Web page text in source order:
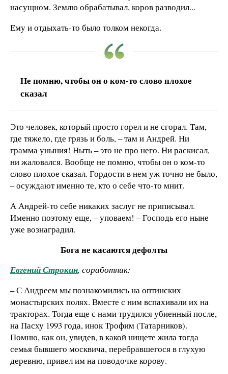
насущном. Землю обрабатывал, коров разводил...
Ему и отдыхать-то было толком некогда.
Не помню, чтобы он о ком-то слово плохое
сказал
Это человек, который просто горел и не сгорал. Там,
где тяжело, где грязь и боль, – там и Андрей. Ни
грамма уныния! Ныть – это не про него. Ни раскисал,
ни жаловался. Вообще не помню, чтобы он о ком-то
слово плохое сказал. Гордости в нем уж точно не было,
– осуждают именно те, кто о себе что-то мнит.
А Андрей-то себе никаких заслуг не приписывал.
Именно поэтому еще, – уповаем! – Господь его ныне
уже вознаградил.
Бога не касаются дефолты
Евгений Строкин, соработник:
– С Андреем мы познакомились на оптинских
монастырских полях. Вместе с ним вспахивали их на
тракторах. Тогда еще с нами трудился убиенный после,
на Пасху 1993 года, инок Трофим (Татарников).
Помню, как он, увидев, в какой нищете жила тогда
семья бывшего москвича, перебравшегося в глухую
деревню, привел им на поводочке корову.